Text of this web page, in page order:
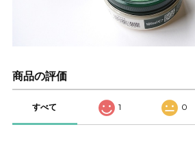
商品の評価
すべて 1 0